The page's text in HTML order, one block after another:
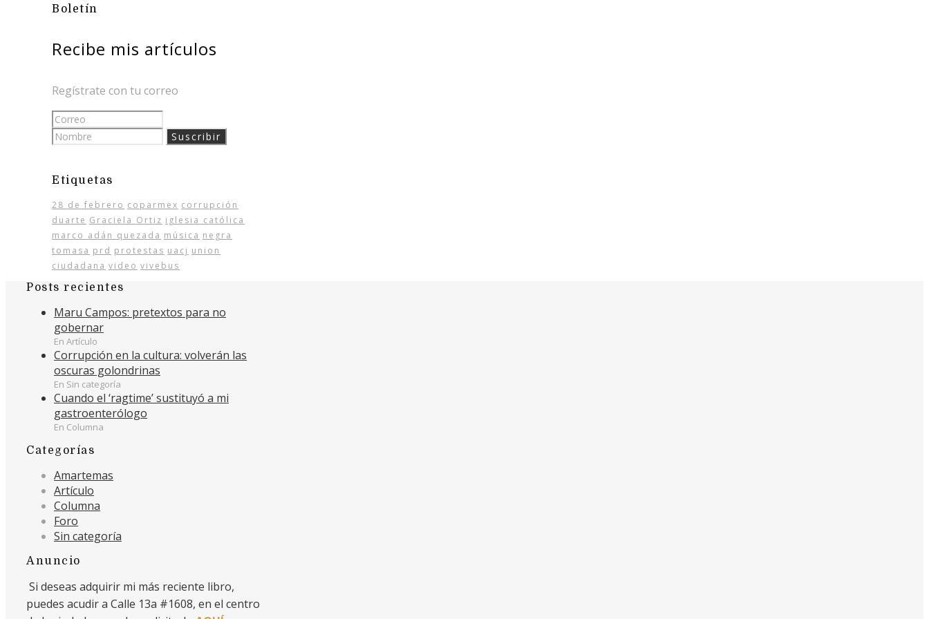
Boletín
Recibe mis artículos
Regístrate con tu correo
Etiquetas
28 de febrero coparmex corrupción
duarte Graciela Ortiz iglesia católica
marco adán quezada música negra
tomasa prd protestas uacj union
ciudadana video vivebus
Posts recientes
Maru Campos: pretextos para no
gobernar
En Artículo
Corrupción en la cultura: volverán las
oscuras golondrinas
En Sin categoría
Cuando el ‘ragtime’ sustituyó a mi
gastroenterólogo
En Columna
Categorías
Amartemas
Artículo
Columna
Foro
Sin categoría
Anuncio
Si deseas adquirir mi más reciente libro,
puedes acudir a Calle 13a #1608, en el centro